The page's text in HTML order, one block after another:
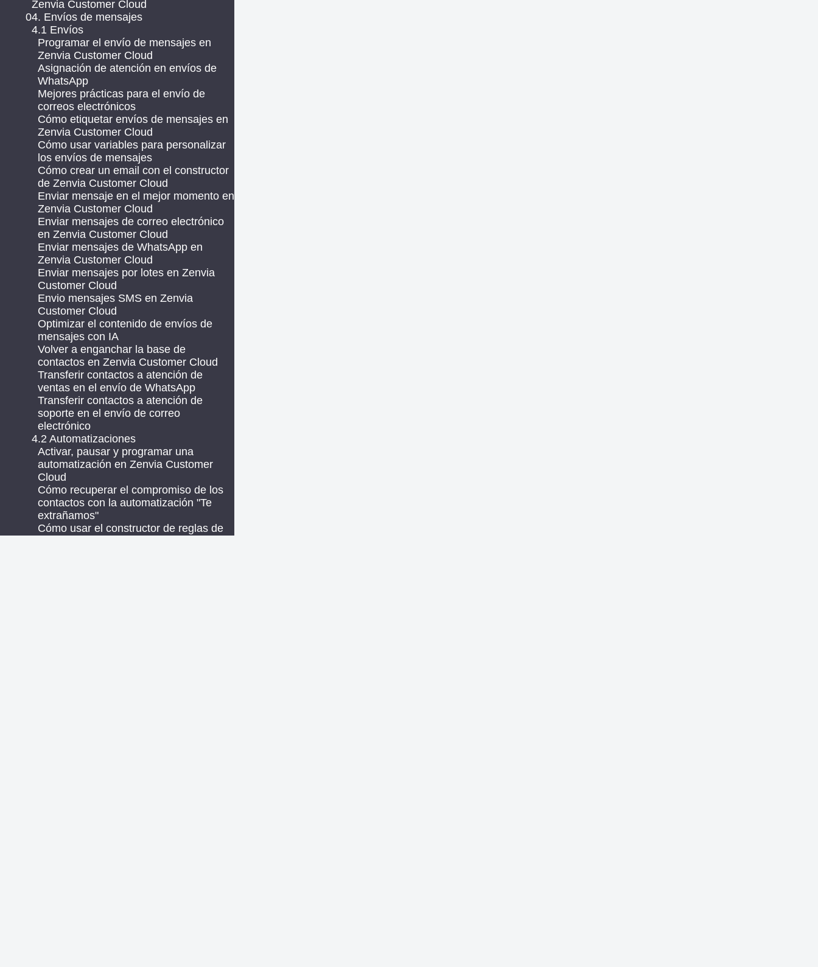
Zenvia Customer Cloud
04. Envíos de mensajes
4.1 Envíos
Programar el envío de mensajes en
Zenvia Customer Cloud
Asignación de atención en envíos de
WhatsApp
Mejores prácticas para el envío de
correos electrónicos
Cómo etiquetar envíos de mensajes en
Zenvia Customer Cloud
Cómo usar variables para personalizar
los envíos de mensajes
Cómo crear un email con el constructor
de Zenvia Customer Cloud
Enviar mensaje en el mejor momento en
Zenvia Customer Cloud
Enviar mensajes de correo electrónico
en Zenvia Customer Cloud
Enviar mensajes de WhatsApp en
Zenvia Customer Cloud
Enviar mensajes por lotes en Zenvia
Customer Cloud
Envio mensajes SMS en Zenvia
Customer Cloud
Optimizar el contenido de envíos de
mensajes con IA
Volver a enganchar la base de
contactos en Zenvia Customer Cloud
Transferir contactos a atención de
ventas en el envío de WhatsApp
Transferir contactos a atención de
soporte en el envío de correo
electrónico
4.2 Automatizaciones
Activar, pausar y programar una
automatización en Zenvia Customer
Cloud
Cómo recuperar el compromiso de los
contactos con la automatización "Te
extrañamos"
Cómo usar el constructor de reglas de